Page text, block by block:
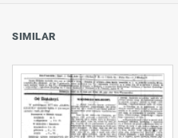
SIMILAR